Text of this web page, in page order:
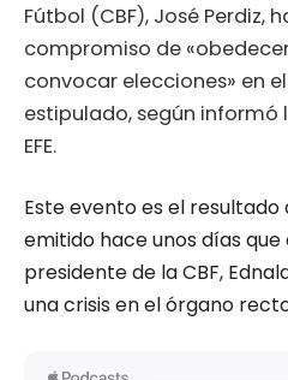
Fútbol (CBF), José Perdiz,
compromiso de
convocar elecciones» en
estipulado, según
EFE.
Este evento es el resultado
emitido hace unos días
presidente de la CBF,
una crisis en el órgano